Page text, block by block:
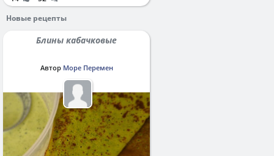
Новые рецепты
Блины кабачковые
Автор Море Перемен